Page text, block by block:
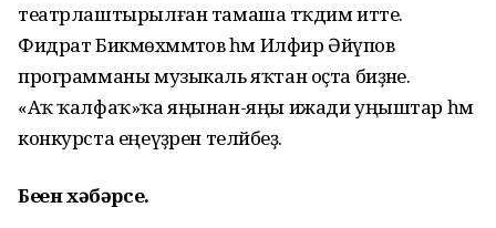
театрлаштырылған тамаша тәҡдим итте.
Фидрат Бикмөхәммәтов һәм Илфир Әйүпов
программаны музыкаль яҡтан оҫта биҙәне.
«Аҡ ҡалфаҡ»ҡа яңынан-яңы ижади уңыштар һәм
конкурста еңеүҙәрен теләйбеҙ.
Беҙҙен хәбәрсе.